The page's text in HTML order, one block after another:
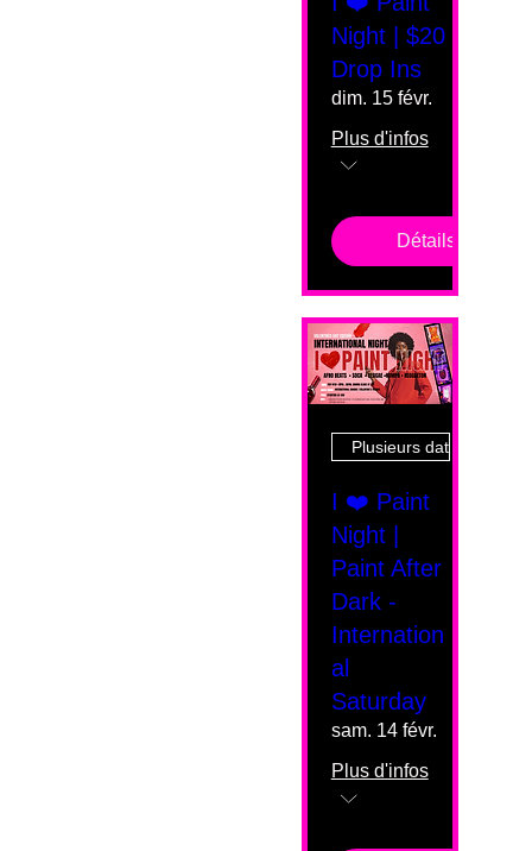
Night | $20
Drop Ins
dim. 15 févr.
Plus d'infos
Détails
Plusieurs dates
I ❤️ Paint
Night |
Paint After
Dark -
Internation
al
Saturday
sam. 14 févr.
Plus d'infos